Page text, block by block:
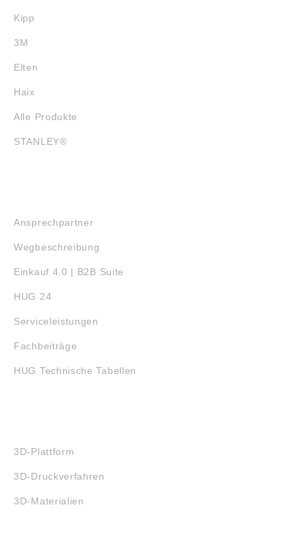
Kipp
3M
Elten
Haix
Alle Produkte
STANLEY®
Ansprechpartner
Wegbeschreibung
Einkauf 4.0 | B2B Suite
HUG 24
Serviceleistungen
Fachbeiträge
HUG Technische Tabellen
3D-Plattform
3D-Druckverfahren
3D-Materialien